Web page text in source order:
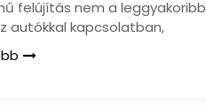
felújítás nem a leggyakoribb
autókkal kapcsolatban,